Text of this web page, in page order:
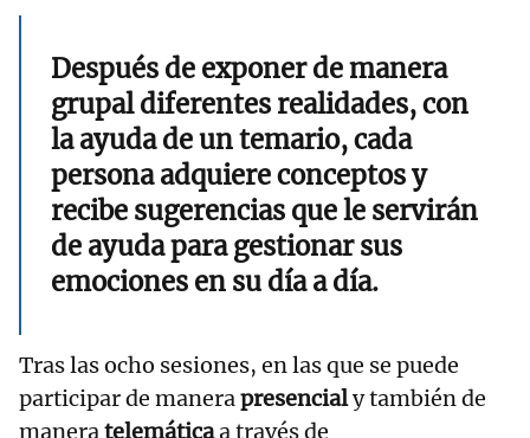
Después de exponer de manera
grupal diferentes realidades, con
la ayuda de un temario, cada
persona adquiere conceptos y
recibe sugerencias que le servirán
de ayuda para gestionar sus
emociones en su día a día.
Tras las ocho sesiones, en las que se puede
participar de manerapresencialy también de
maneratelemáticaa través de